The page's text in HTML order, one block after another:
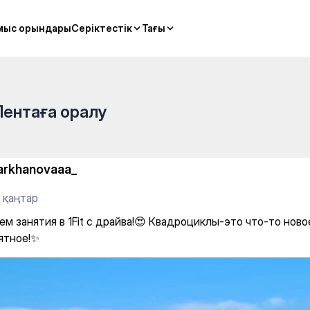
орындарыСеріктестік Тағы
орындарыСеріктестік Тағы
sports
оралу
қаңтар
занятия в 1Fit с драйва!😍 Квадроциклы-это что-то